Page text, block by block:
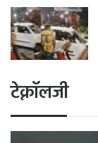
टेक्नॉलजी